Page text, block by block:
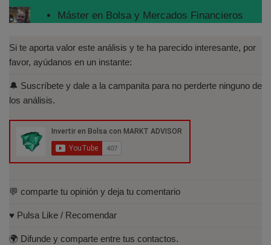
Máster en Bolsa y Mercados Financieros
asesoramiento financiero (MIFID II):
https://www.cnmv.es/portal/Titulos-
Licenciado en Informática por la Universidad
Politécnica de Madrid(UPM)
Si te aporta valor este análisis y te ha parecido interesante, por
favor, ayúdanos en un instante:
🔔 Suscríbete y dale a la campanita para no perderte ninguno de
los análisis.
💬 comparte tu opinión y deja tu comentario
♥️ Pulsa Like / Recomendar
🌍 Difunde y comparte entre tus contactos.